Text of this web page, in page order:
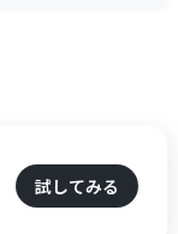
試してみる